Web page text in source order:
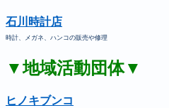
石川時計店
時計、メガネ、ハンコの販売や修理
▼地域活動団体▼
ヒノキブンコ